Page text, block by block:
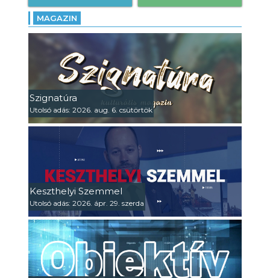
MAGAZIN
Szignatúra
Utolsó adás: 2026. aug. 6. csütörtök
Keszthelyi Szemmel
Utolsó adás: 2026. ápr. 29. szerda